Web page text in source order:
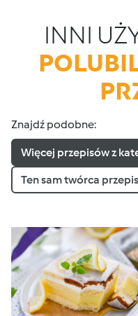
INNI
Znajdź podobne:
Więcej przepisów z
Ten sam twórca